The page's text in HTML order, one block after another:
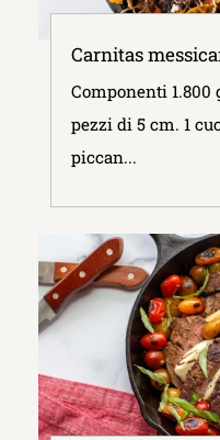
Carnitas
Componenti
pezzi di 5 cm. 1
piccan...